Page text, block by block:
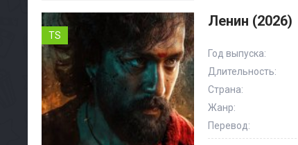
TS
Ленин (2026)
Год выпуска:
Длительность:
Страна:
Жанр:
Перевод: